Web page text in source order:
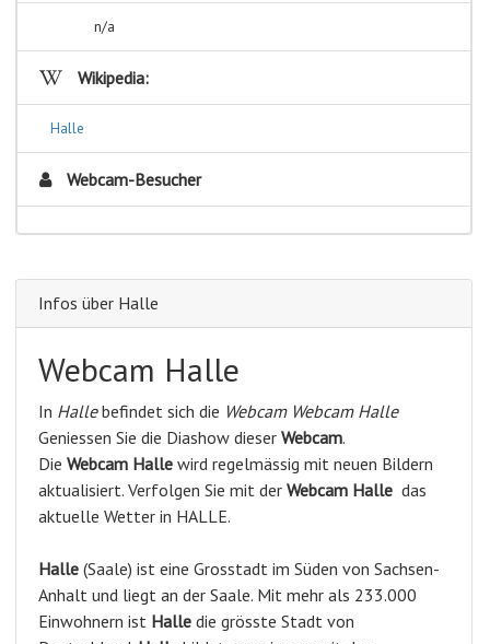
n/a
Wikipedia:
Halle
Webcam-Besucher
Infos über Halle
Webcam Halle
In Hallebefindet sich die Webcam Webcam Halle
Geniessen Sie die Diashow dieser Webcam.
Die Webcam Halle wird regelmässig mit neuen Bildern
aktualisiert. Verfolgen Sie mit der Webcam Halle das
aktuelle Wetter in HALLE.
Halle (Saale) ist eine Grosstadt im Süden von Sachsen-
Anhalt und liegt an der Saale. Mit mehr als 233.000
Einwohnern ist Halle die grösste Stadt von